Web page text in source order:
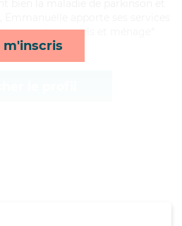
m'inscris
rappels et ménage*